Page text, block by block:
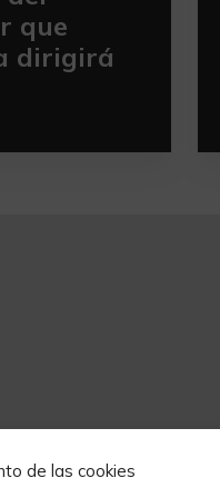
de las cookies
que
dirigirá